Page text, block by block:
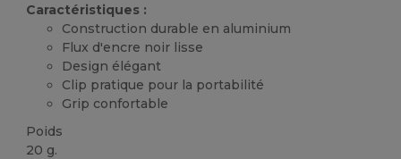
Caractéristiques :
Construction durable en aluminium
Flux d'encre noir lisse
Design élégant
Clip pratique pour la portabilité
Grip confortable
Poids
20 g.